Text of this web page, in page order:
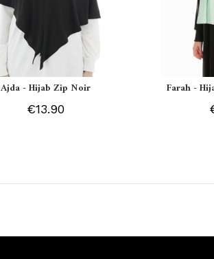
Ajda - Hijab Zip Noir
€13.90
Farah -